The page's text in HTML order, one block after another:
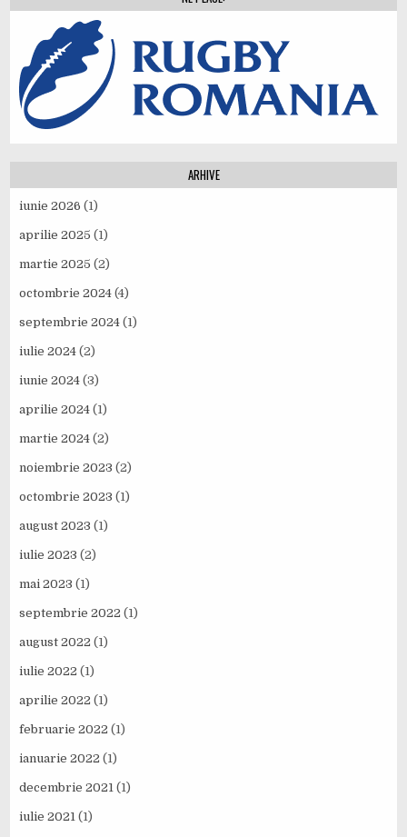
ARHIVE
iunie 2026 (1)
aprilie 2025 (1)
martie 2025 (2)
octombrie 2024 (4)
septembrie 2024 (1)
iulie 2024 (2)
iunie 2024 (3)
aprilie 2024 (1)
martie 2024 (2)
noiembrie 2023 (2)
octombrie 2023 (1)
august 2023 (1)
iulie 2023 (2)
mai 2023 (1)
septembrie 2022 (1)
august 2022 (1)
iulie 2022 (1)
aprilie 2022 (1)
februarie 2022 (1)
ianuarie 2022 (1)
decembrie 2021 (1)
iulie 2021 (1)